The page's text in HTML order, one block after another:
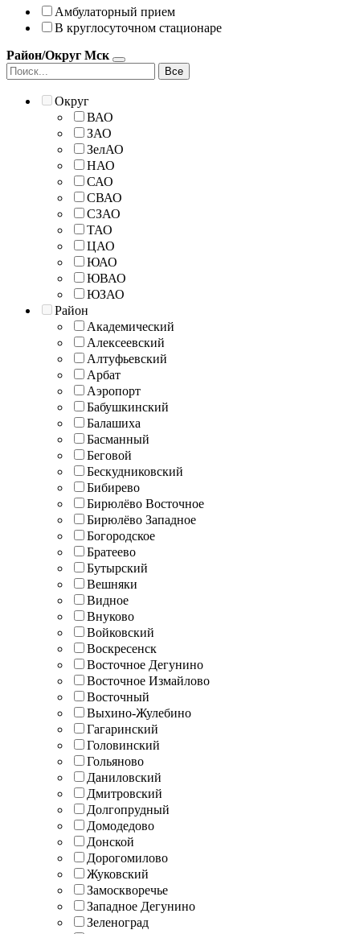
Амбулаторный прием
В круглосуточном стационаре
Район/Округ Мск
Все
Округ
ВАО
ЗАО
ЗелАО
НАО
САО
СВАО
СЗАО
ТАО
ЦАО
ЮАО
ЮВАО
ЮЗАО
Район
Академический
Алексеевский
Алтуфьевский
Арбат
Аэропорт
Бабушкинский
Балашиха
Басманный
Беговой
Бескудниковский
Бибирево
Бирюлёво Восточное
Бирюлёво Западное
Богородское
Братеево
Бутырский
Вешняки
Видное
Внуково
Войковский
Воскресенск
Восточное Дегунино
Восточное Измайлово
Восточный
Выхино-Жулебино
Гагаринский
Головинский
Гольяново
Даниловский
Дмитровский
Долгопрудный
Домодедово
Донской
Дорогомилово
Жуковский
Замоскворечье
Западное Дегунино
Зеленоград